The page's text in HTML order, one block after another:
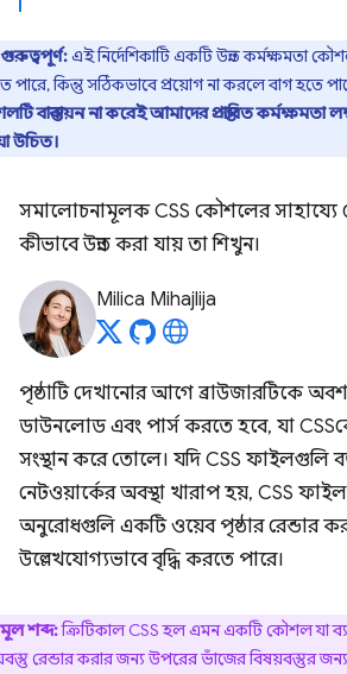
গুরুত্বপূর্ণ:এই নির্দেশিকাটি একটি উন্নত কর্মক্ষমতা
পারে, কিন্তু সঠিকভাবে প্রয়োগ না করলে বাগ হতে
বাস্তবায়ন না করেই আমাদের প্রস্তাবিত
উচিত।
সমালোচনামূলক CSS কৌশলের সাহায্যে
কীভাবে উন্নত করা যায় তা শিখুন।
Milica Mihajlija
পৃষ্ঠাটি দেখানোর আগে ব্রাউজারটিকে
ডাউনলোড এবং পার্স করতে হবে, যা
সংস্থান করে তোলে। যদি CSS ফাইলগুলি
নেটওয়ার্কের অবস্থা খারাপ হয়, CSS
অনুরোধগুলি একটি ওয়েব পৃষ্ঠার রেন্ডার
উল্লেখযোগ্যভাবে বৃদ্ধি করতে পারে।
মূল শব্দ:ক্রিটিকাল CSS হল এমন একটি কৌশল যা
রেন্ডার করার জন্য উপরের ভাঁজের বিষয়বস্তুর